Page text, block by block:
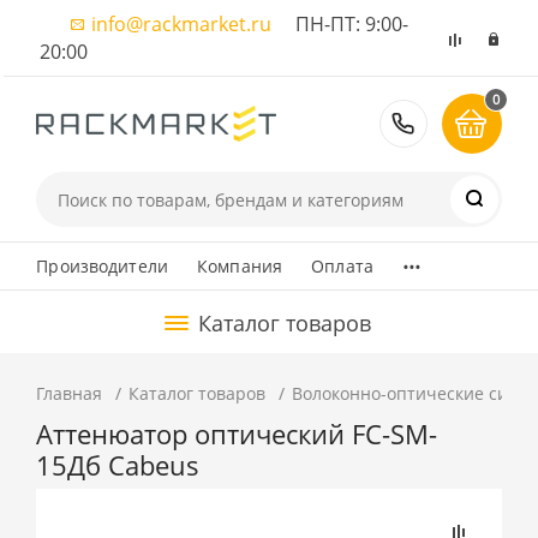
info@rackmarket.ru ПН-ПТ: 9:00-
20:00
8 (495)
0
Производители Компания Оплата ...
Каталог товаров
Главная Каталог товаров Волоконно-оптические
Аттенюатор оптический FC-SM-
15Дб Cabeus